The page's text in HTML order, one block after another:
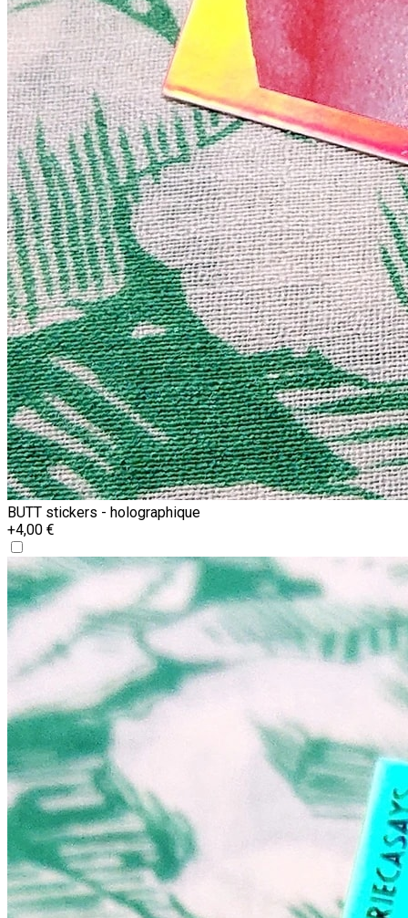
BUTT stickers - holographique
+4,00 €